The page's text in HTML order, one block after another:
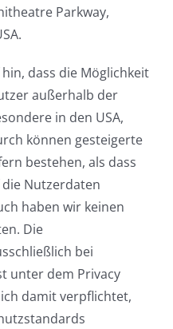
Parkway,
dass die Möglichkeit
außerhalb der
in den USA,
können gesteigerte
bestehen, als dass
Nutzerdaten
haben wir keinen
Die
bei
unter dem Privacy
damit verpflichtet,